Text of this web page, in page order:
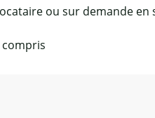
ou sur demande
compris